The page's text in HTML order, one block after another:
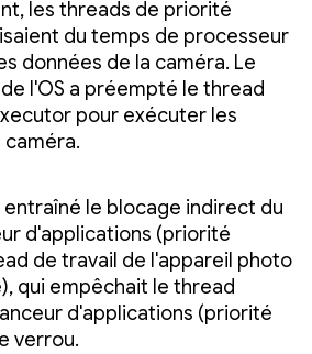
les threads de priorité
du temps de processeur
données de la caméra. Le
l'OS a préempté le thread
pour exécuter les
le blocage indirect du
d'applications (priorité
de travail de l'appareil photo
qui empêchait le thread
d'applications (priorité
verrou.